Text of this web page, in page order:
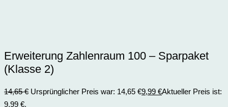
Erweiterung Zahlenraum 100 – Sparpaket
(Klasse 2)
14,65€ Ursprünglicher Preis war: 14,65 €9,99 €Aktueller Preis ist:
9,99 €.